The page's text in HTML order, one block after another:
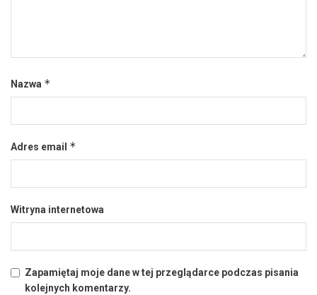
Nazwa *
Adres email *
Witryna internetowa
Zapamiętaj moje dane w tej przeglądarce podczas pisania
kolejnych komentarzy.